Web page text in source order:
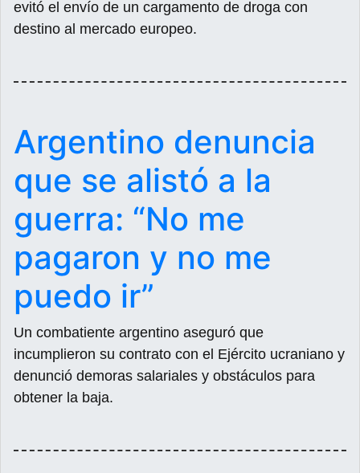
evitó el envío de un cargamento de droga con
destino al mercado europeo.
Argentino denuncia
que se alistó a la
guerra: “No me
pagaron y no me
puedo ir”
Un combatiente argentino aseguró que
incumplieron su contrato con el Ejército ucraniano y
denunció demoras salariales y obstáculos para
obtener la baja.